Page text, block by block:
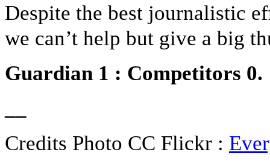
Despite the best journalistic
we can’t help but give a big
Guardian 1 : Competitors 0.
Credits Photo CC Flickr :